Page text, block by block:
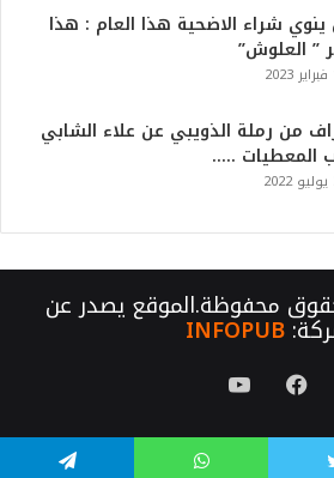
ينوي شراء الاضحية هذا العام : هذا
” العلوش”
من رملة الذويبي عن علاء الشابي
المعطيات …..
الحقوق محفوظة.الموقع يصدر عن
INFOPUB
فيسبوكيوتيوب